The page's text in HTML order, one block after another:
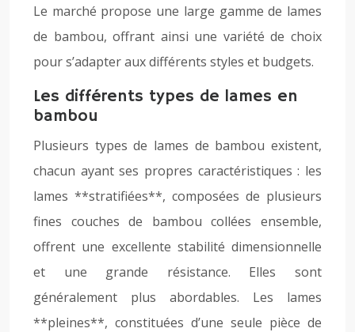
Le marché propose une large gamme de lames
de bambou, offrant ainsi une variété de choix
pour s’adapter aux différents styles et budgets.
Les différents types de lames en
bambou
Plusieurs types de lames de bambou existent,
chacun ayant ses propres caractéristiques : les
lames **stratifiées**, composées de plusieurs
fines couches de bambou collées ensemble,
offrent une excellente stabilité dimensionnelle
et une grande résistance. Elles sont
généralement plus abordables. Les lames
**pleines**, constituées d’une seule pièce de